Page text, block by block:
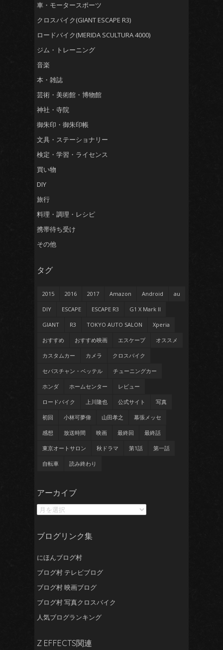
車・モータースポーツ
クロスバイク(GIANT ESCAPE R3)
ロードバイク(MERIDA SCULTURA 4000)
ジム・トレーニング
音楽
本・雑誌
芸術・美術館・博物館
神社・寺院
御朱印・御朱印帳
文具・ステーショナリー
検定・学習・ライセンス
買い物
DIY
旅行
料理・調理・レシピ
携帯待ち受け
その他
タグ
2015 2016 2017 Amazon Android au
DIY ESCAPE ESCAPE R3 G1 X Mark II
GIANT R3 TOKYO AUTO SALON Xperia
おすすめ おすすめ映画 エスケープ オススメ
カスタムカー カメラ クロスバイク
セバスチャン・ベッテル チューニングカー
ホンダ ホームセンター レビュー
ロードバイク 上川隆也 公式サイト 写真
初回 小林可夢偉 山田孝之 幕張メッセ
感想 放送時間 映画 最終回 最終話
東京オートサロン 秋ドラマ 第1話 第一話
自転車 読み終わり
アーカイブ
ア
ー
カ
ブ
ブログリンク集
にほんブログ村
ブログ村 テレビブログ
ブログ村 映画ブログ
ブログ村 写真クロスバイク
人気ブログランキング
Z EFFECTS関連